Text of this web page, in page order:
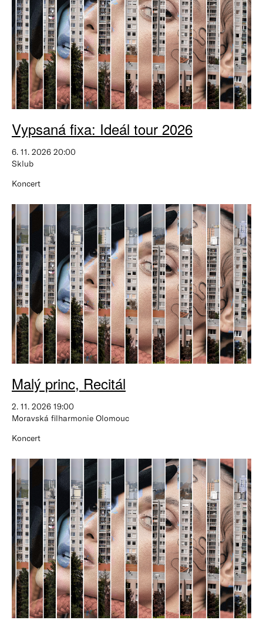
Vypsaná fixa: Ideál tour 2026
6. 11. 2026 20:00
Sklub
Koncert
Malý princ, Recitál
2. 11. 2026 19:00
Moravská filharmonie Olomouc
Koncert